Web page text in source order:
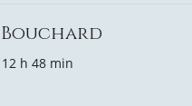
h 48 min